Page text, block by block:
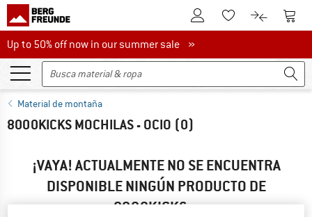
A la cuenta de cliente
A la lista de
A la A la
Up to 50% off now in our summer sale
Up to 50% off now in our summer sale »
Material de montaña
8000KICKS MOCHILAS - OCIO (0)
¡VAYA! ACTUALMENTE NO SE ENCUENTRA
DISPONIBLE NINGÚN PRODUCTO DE
8000KICKS...